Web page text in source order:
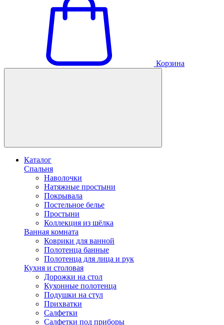
Корзина
Каталог
Спальня
Наволочки
Натяжные простыни
Покрывала
Постельное белье
Простыни
Коллекция из шёлка
Ванная комната
Коврики для ванной
Полотенца банные
Полотенца для лица и рук
Кухня и столовая
Дорожки на стол
Кухонные полотенца
Подушки на стул
Прихватки
Салфетки
Салфетки под приборы